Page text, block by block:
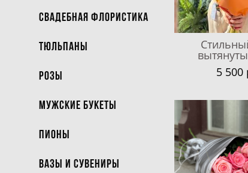
Свадебная флористика
Тюльпаны
Розы
Мужские букеты
Пионы
Вазы и Сувениры
5 500